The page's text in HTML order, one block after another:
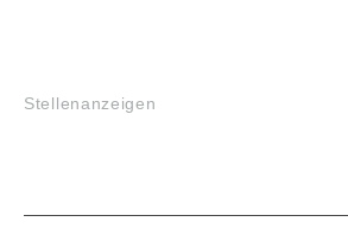
Stellenanzeigen